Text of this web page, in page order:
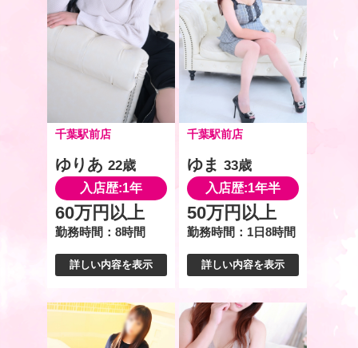
千葉駅前店
ゆりあ 22歳
入店歴:1年
60万円以上
勤務時間：8時間
詳しい内容を表示
千葉駅前店
ゆま 33歳
入店歴:1年半
50万円以上
勤務時間：1日8時間
詳しい内容を表示